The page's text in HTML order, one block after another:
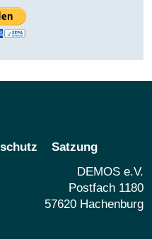
Satzung
DEMOS e.V.
Postfach 1180
57620 Hachenburg